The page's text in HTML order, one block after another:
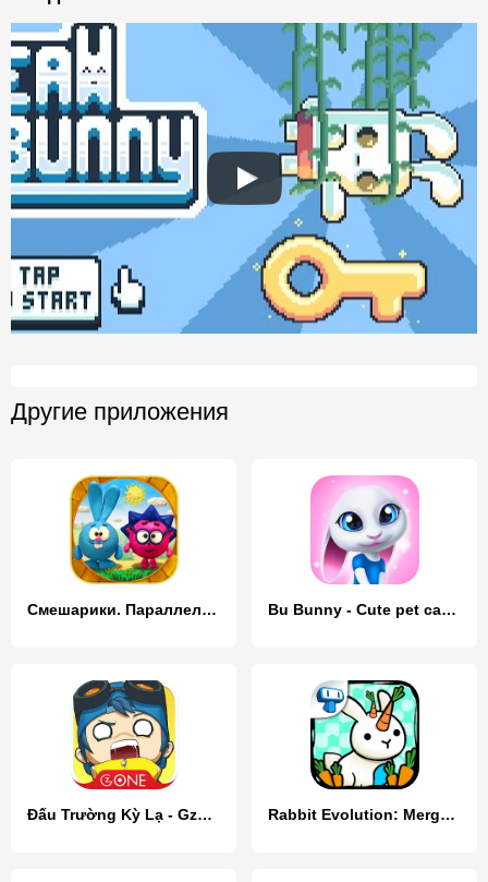
Другие приложения
Смешарики. Параллельные миры Bu Bunny - Cute pet care game
Đấu Trường Kỳ Lạ - Gzone Rabbit Evolution: Merge Bunny